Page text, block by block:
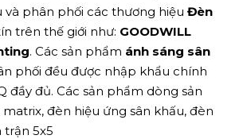
và phân phối các thương hiệu Đèn
trên thế giới như: GOODWILL
. Các sản phẩm ánh sáng sân
phối đều được nhập khẩu chính
đầy đủ. Các sản phẩm dòng sản
đèn hiệu ứng sân khấu, đèn
trận 5x5